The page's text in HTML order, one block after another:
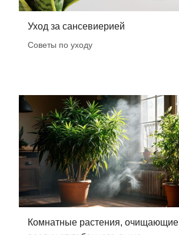
Уход за сансевиерией
Советы по уходу
Комнатные растения, очищающие